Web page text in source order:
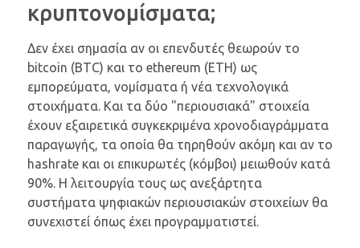
κρυπτονομίσματα;
Δεν έχει σημασία αν οι επενδυτές θεωρούν το
bitcoin (BTC) και το ethereum (ETH) ως
εμπορεύματα, νομίσματα ή νέα τεχνολογικά
στοιχήματα. Και τα δύο "περιουσιακά" στοιχεία
έχουν εξαιρετικά συγκεκριμένα χρονοδιαγράμματα
παραγωγής, τα οποία θα τηρηθούν ακόμη και αν το
hashrate και οι επικυρωτές (κόμβοι) μειωθούν κατά
90%. Η λειτουργία τους ως ανεξάρτητα
συστήματα ψηφιακών περιουσιακών στοιχείων θα
συνεχιστεί όπως έχει προγραμματιστεί.